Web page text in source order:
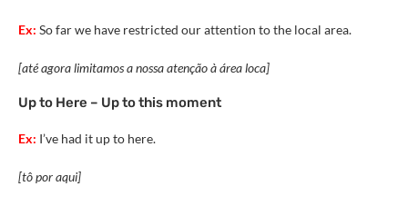
Ex: Sofarwe have restricted ourattention to the local area.
[até agora limitamos a nossa atenção à área loca]
Up to Here – Up to this moment
Ex: I’ve had it up to here.
[tô por aqui]